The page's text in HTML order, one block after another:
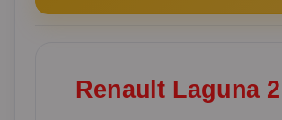
Renault Laguna 2